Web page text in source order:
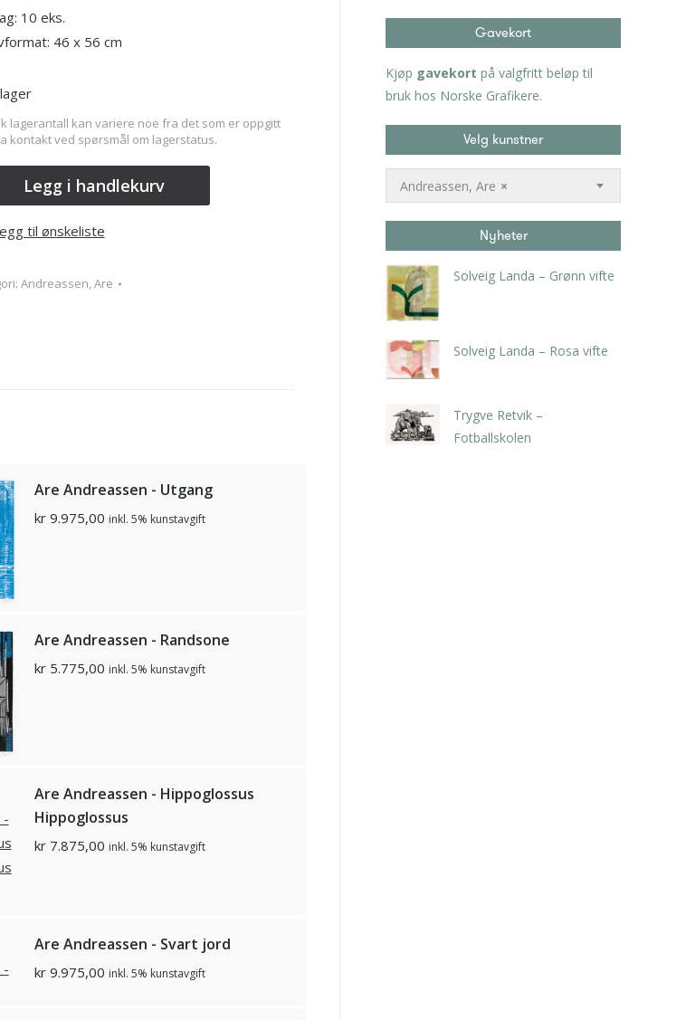
10 eks.
46 x 56 cm
lagerantall kan variere noe fra det som er oppgitt
kontakt ved spørsmål om lagerstatus.
Legg i handlekurv
til ønskeliste
Andreassen, Are
Are Andreassen - Utgang
kr9.975,00 inkl. 5% kunstavgift
Are Andreassen - Randsone
kr5.775,00 inkl. 5% kunstavgift
Are Andreassen - Hippoglossus
Hippoglossus
kr7.875,00 inkl. 5% kunstavgift
Are Andreassen - Svart jord
kr9.975,00 inkl. 5% kunstavgift
Gavekort
Kjøp gavekort på valgfritt beløp til
bruk hos Norske Grafikere.
Velg kunstner
×
Andreassen, Are
Nyheter
Solveig Landa – Grønn vifte
Solveig Landa – Rosa vifte
Trygve Retvik –
Fotballskolen